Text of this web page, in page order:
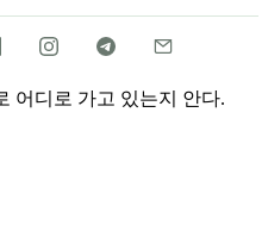
어디로 가고 있는지 안다.